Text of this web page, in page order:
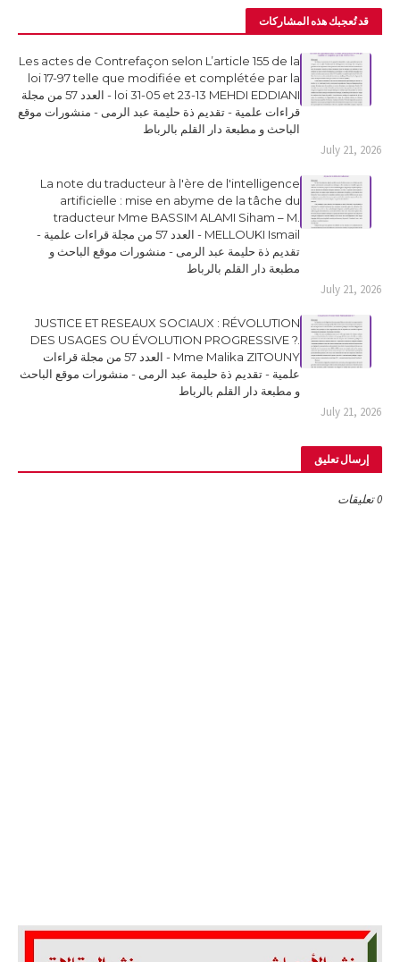
قد تُعجبك هذه المشاركات
Les actes de Contrefaçon selon L’article 155 de la
loi 17-97 telle que modifiée et complétée par la
loi 31-05 et 23-13 MEHDI EDDIANI - العدد 57 من مجلة
قراءات علمية - تقديم ذة حليمة عبد الرمى - منشورات موقع
الباحث و مطبعة دار القلم بالرباط
July 21, 2026
La note du traducteur à l'ère de l'intelligence
artificielle : mise en abyme de la tâche du
traducteur Mme BASSIM ALAMI Siham – M.
MELLOUKI Ismail - العدد 57 من مجلة قراءات علمية -
تقديم ذة حليمة عبد الرمى - منشورات موقع الباحث و
مطبعة دار القلم بالرباط
July 21, 2026
JUSTICE ET RESEAUX SOCIAUX : RÉVOLUTION
DES USAGES OU ÉVOLUTION PROGRESSIVE ?.
Mme Malika ZITOUNY - العدد 57 من مجلة قراءات
علمية - تقديم ذة حليمة عبد الرمى - منشورات موقع الباحث
و مطبعة دار القلم بالرباط
July 21, 2026
إرسال تعليق
0 تعليقات